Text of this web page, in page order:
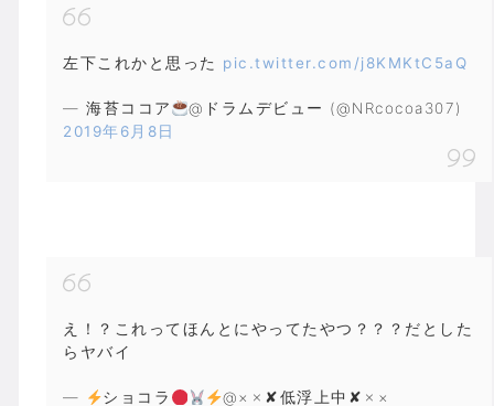
左下これかと思った pic.twitter.com/j8KMKtC5aQ
— 海苔ココア
@ドラムデビュー (@NRcocoa307)
2019年6月8日
え！？これってほんとにやってたやつ？？？だとした
らヤバイ
— ショコラ @×✗✘低浮上中✘✗×